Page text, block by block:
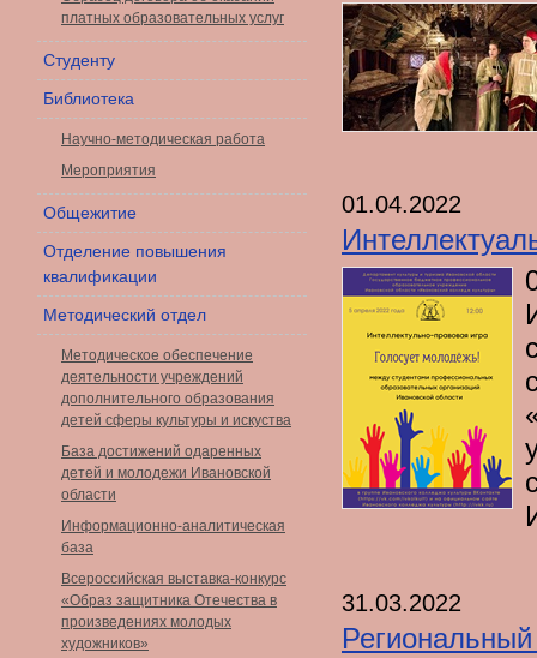
платных образовательных услуг
Студенту
Библиотека
Научно-методическая работа
Мероприятия
Общежитие
Отделение повышения
квалификации
Методический отдел
Методическое обеспечение
деятельности учреждений
дополнительного образования
детей сферы культуры и искуства
База достижений одаренных
детей и молодежи Ивановской
области
Информационно-аналитическая
база
Всероссийская выставка-конкурс
«Образ защитника Отечества в
произведениях молодых
художников»
01.04.2022
31.03.2022
Региональный